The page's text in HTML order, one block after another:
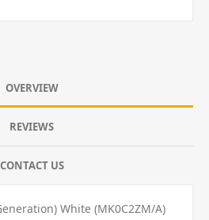
OVERVIEW
REVIEWS
CONTACT US
White (MK0C2ZM/A)